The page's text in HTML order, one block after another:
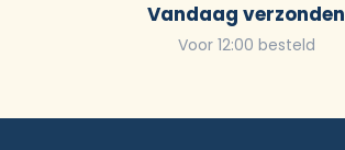
Vandaag verzonden
Voor 12:00 besteld